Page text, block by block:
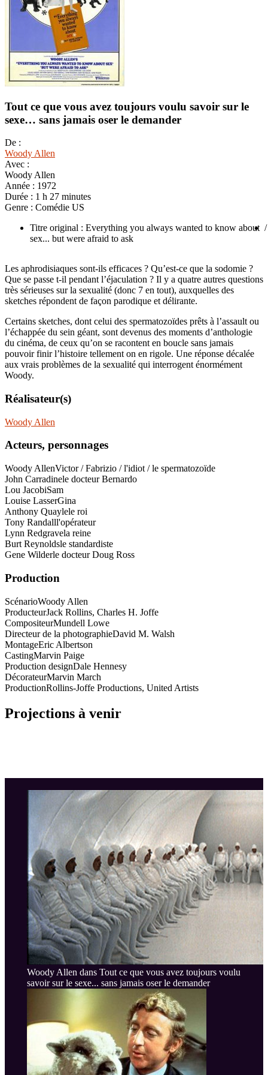
Tout ce que vous avez toujours voulu savoir sur le
sexe… sans jamais oser le demander
De :
Woody Allen
Avec :
Woody Allen
Année : 1972
Durée : 1 h 27 minutes
Genre : Comédie US
Titre original : Everything you always wanted to know about
sex... but were afraid to ask
Les aphrodisiaques sont-ils efficaces ? Qu’est-ce que la sodomie ?
Que se passe t-il pendant l’éjaculation ? Il y a quatre autres questions
très sérieuses sur la sexualité (donc 7 en tout), auxquelles des
sketches répondent de façon parodique et délirante.
Certains sketches, dont celui des spermatozoïdes prêts à l’assault ou
l’échappée du sein géant, sont devenus des moments d’anthologie
du cinéma, de ceux qu’on se racontent en boucle sans jamais
pouvoir finir l’histoire tellement on en rigole. Une réponse décalée
aux vrais problèmes de la sexualité qui interrogent énormément
Woody.
Réalisateur(s)
Woody Allen
Acteurs, personnages
Woody AllenVictor / Fabrizio / l'idiot / le spermatozoïde
John Carradinele docteur Bernardo
Lou JacobiSam
Louise LasserGina
Anthony Quaylele roi
Tony Randalll'opérateur
Lynn Redgravela reine
Burt Reynoldsle standardiste
Gene Wilderle docteur Doug Ross
Production
ScénarioWoody Allen
ProducteurJack Rollins, Charles H. Joffe
CompositeurMundell Lowe
Directeur de la photographieDavid M. Walsh
MontageEric Albertson
CastingMarvin Paige
Production designDale Hennesy
DécorateurMarvin March
ProductionRollins-Joffe Productions, United Artists
Projections à venir
Woody Allen dans Tout ce que vous avez toujours voulu
savoir sur le sexe... sans jamais oser le demander